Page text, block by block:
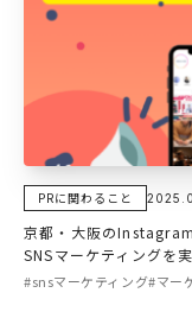
PRに関わること
京都・大阪の
SNSマーケティングを
#snsマーケティング#マー